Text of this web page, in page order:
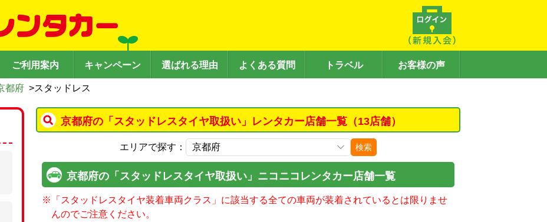
ご利用案内 キャンペーン 選ばれる理由 よくある質問 トラベル お客様の声
都府 >スタッドレス
京都府の「スタッドレスタイヤ取扱い」レンタカー店舗一覧（13店舗）
エリアで探す： 検索
京都府の「スタッドレスタイヤ取扱い」ニコニコレンタカー店舗一覧
※
「スタッドレスタイヤ装着車両クラス」に該当する全ての車両が装着されているとは限りませ
んのでご注意ください。